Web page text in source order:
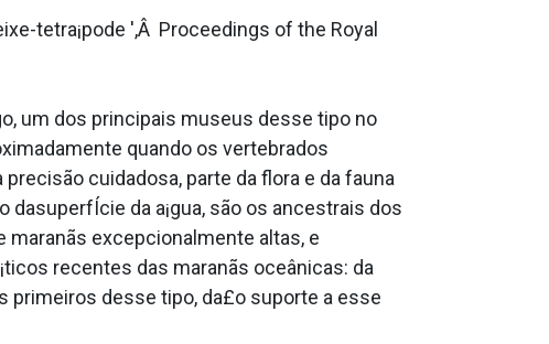
tetra¡pode ',Â Proceedings of the Royal
um dos principais museus desse tipo no
quando os vertebrados
cuidadosa, parte da flora e da fauna
dasuperfÍcie da a¡gua, são os ancestrais dos
excepcionalmente altas, e
recentes das maranãs oceânicas: da
primeiros desse tipo, da£o suporte a esse